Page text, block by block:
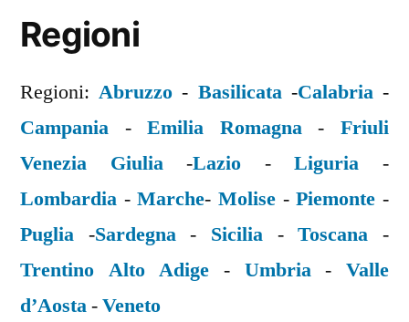
Regioni
Regioni:Abruzzo - Basilicata-Calabria-
Campania -Emilia Romagna-Friuli
Venezia Giulia-Lazio -Liguria -
Lombardia -Marche-Molise -Piemonte -
Puglia -Sardegna- Sicilia -Toscana -
Trentino Alto Adige - Umbria-Valle
d’Aosta-Veneto